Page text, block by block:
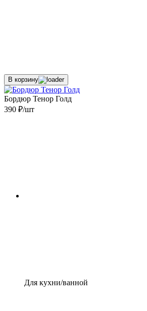
В корзину
Бордюр Тенор Голд
390 ₽/шт
Для кухни/ванной